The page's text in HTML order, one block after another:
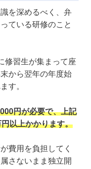
を深めるべく、弁
ている研修のこと
修習生が集まって座
から翌年の年度始
す。
円が必要で、上記
以上かかります。
費用を負担してく
さないまま独立開